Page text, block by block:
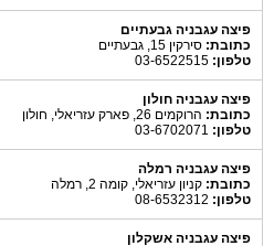
פיצה עגבניה גבעתיים
כתובת: סירקין 15, גבעתיים
טלפון:
פיצה עגבניה חולון
כתובת: הרוקמים 26, פארק עזריאלי, חולון
טלפון:
פיצה עגבניה רמלה
כתובת: קניון עזריאלי, קומה 2, רמלה
טלפון:
פיצה עגבניה אשקלון